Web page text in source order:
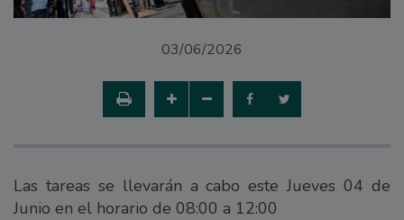
03/06/2026
Las tareas se llevarán a cabo este Jueves 04 de
Junio en el horario de 08:00 a 12:00